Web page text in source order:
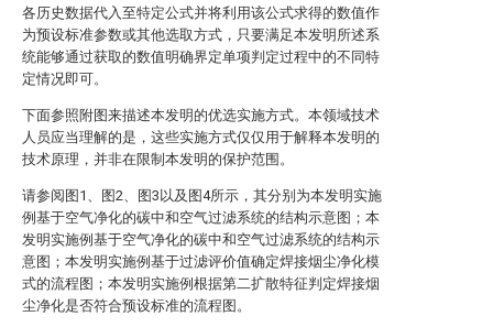
各历史数据代入至特定公式并将利用该公式求得的数值作
为预设标准参数或其他选取方式，只要满足本发明所述系
统能够通过获取的数值明确界定单项判定过程中的不同特
定情况即可。
下面参照附图来描述本发明的优选实施方式。本领域技术
人员应当理解的是，这些实施方式仅仅用于解释本发明的
技术原理，并非在限制本发明的保护范围。
请参阅图1、图2、图3以及图4所示，其分别为本发明实施
例基于空气净化的碳中和空气过滤系统的结构示意图；本
发明实施例基于空气净化的碳中和空气过滤系统的结构示
意图；本发明实施例基于过滤评价值确定焊接烟尘净化模
式的流程图；本发明实施例根据第二扩散特征判定焊接烟
尘净化是否符合预设标准的流程图。